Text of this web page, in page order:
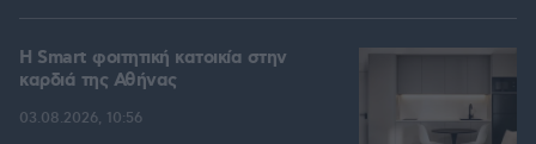
Η Smart φοιτητική κατοικία στην
καρδιά της Αθήνας
03.08.2026, 10:56